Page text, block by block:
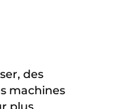
des
machines